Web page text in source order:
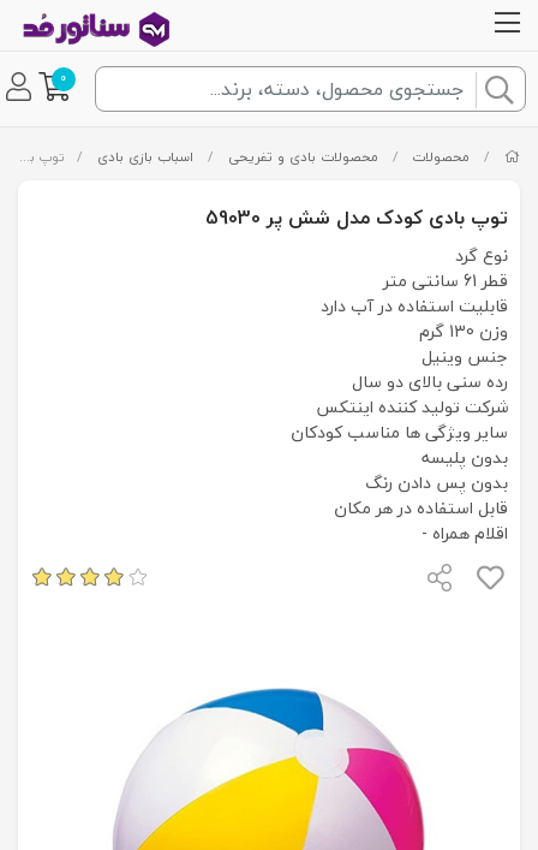
0
/ محصولات / محصولات بادی و تفریحی / اسباب بازی بادی / توپ بادی کودک مدل شش پر 59030
توپ بادی کودک مدل شش پر 59030
نوع گرد
قطر 61 سانتی متر
قابلیت استفاده در آب دارد
وزن 130 گرم
جنس وینیل
رده سنی بالای دو سال
شرکت تولید کننده اینتکس
سایر ویژگی ها مناسب کودکان
بدون پلیسه
بدون پس دادن رنگ
قابل استفاده در هر مکان
اقلام همراه -